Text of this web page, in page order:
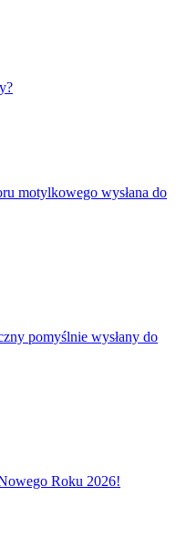
motylkowego wysłana do
pomyślnie wysłany do
Roku 2026!